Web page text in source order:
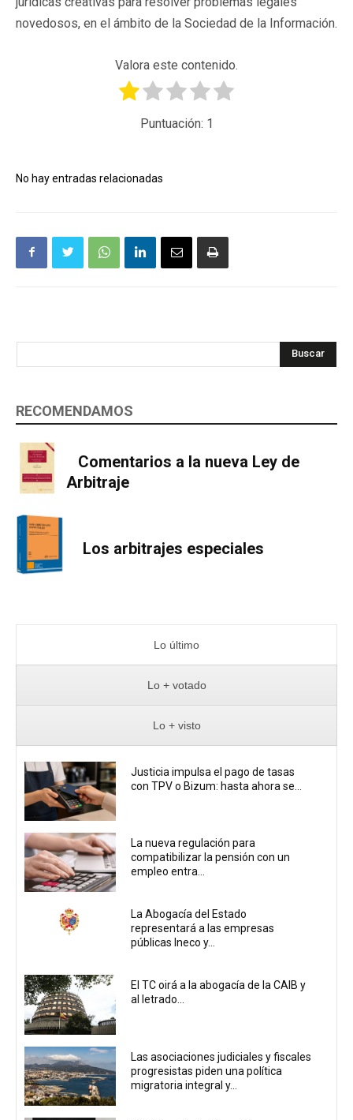
novedosos, en el ámbito de la Sociedad de la Información.
Valora este contenido.
Puntuación: 1
No hay entradas relacionadas
Buscar
RECOMENDAMOS
Comentarios a la nueva Ley de
Arbitraje
Los arbitrajes especiales
Lo último
Lo + votado
Lo + visto
Justicia impulsa el pago de tasas
con TPV o Bizum: hasta ahora se...
La nueva regulación para
compatibilizar la pensión con un
empleo entra...
La Abogacía del Estado
representará a las empresas
públicas Ineco y...
El TC oirá a la abogacía de la CAIB y
al letrado...
Las asociaciones judiciales y fiscales
progresistas piden una política
migratoria integral y...